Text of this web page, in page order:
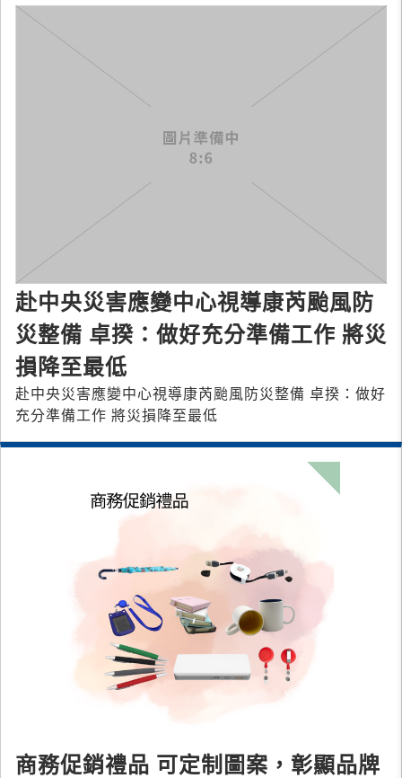
赴中央災害應變中心視導康芮颱風防
災整備 卓揆：做好充分準備工作 將災
損降至最低
赴中央災害應變中心視導康芮颱風防災整備 卓揆：做好
充分準備工作 將災損降至最低
商務促銷禮品 可定制圖案，彰顯品牌